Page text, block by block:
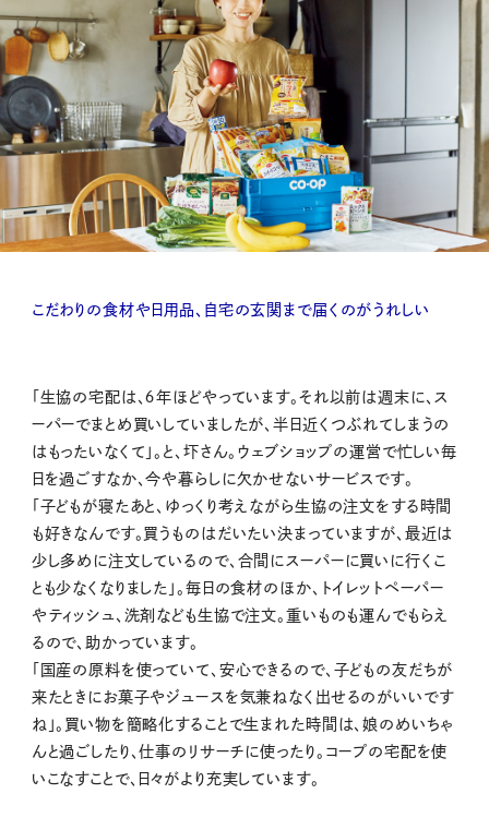
こだわりの食材や日用品、自宅の玄関まで届くのがうれしい
「生協の宅配は、６年ほどやっています。それ以前は週末に、ス
ーパーでまとめ買いしていましたが、半日近くつぶれてしまうの
はもったいなくて」。と、圷さん。ウェブショップの運営で忙しい毎
日を過ごすなか、今や暮らしに欠かせないサービスです。
「子どもが寝たあと、ゆっくり考えながら生協の注文をする時間
も好きなんです。買うものはだいたい決まっていますが、最近は
少し多めに注文しているので、合間にスーパーに買いに行くこ
とも少なくなりました」。毎日の食材のほか、トイレットペーパー
やティッシュ、洗剤なども生協で注文。重いものも運んでもらえ
るので、助かっています。
「国産の原料を使っていて、安心できるので、子どもの友だちが
来たときにお菓子やジュースを気兼ねなく出せるのがいいです
ね」。買い物を簡略化することで生まれた時間は、娘のめいちゃ
んと過ごしたり、仕事のリサーチに使ったり。コープの宅配を使
いこなすことで、日々がより充実しています。